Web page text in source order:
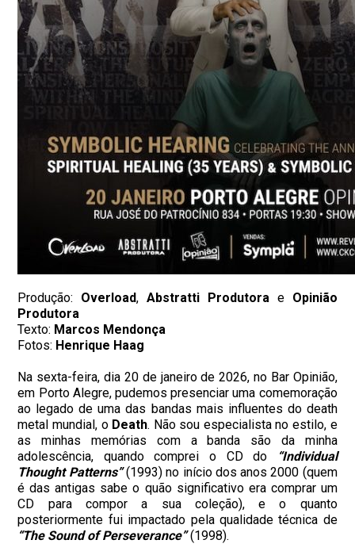
Produção: Overload,Abstratti Produtorae Opinião
Produtora
Texto: Marcos Mendonça
Fotos: Henrique Haag
Na sexta-feira, dia 20 de janeiro de 2026, no Bar Opinião,
em Porto Alegre, pudemos presenciar uma comemoração
ao legado de uma das bandas mais influentes do death
metal mundial, o Death. Não sou especialista no estilo, e
as minhas memórias com a banda são da minha
adolescência, quando comprei o CD do
“Individual
Thought Patterns”(1993) no início dos anos 2000 (quem
é das antigas sabe o quão significativo era comprar um
CD para compor a sua coleção), e o quanto
posteriormente fui impactado pela qualidade técnica de
“The Sound of Perseverance”(1998).